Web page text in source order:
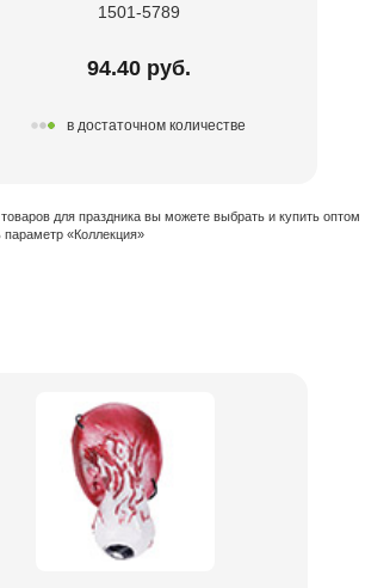
1501-5789
94.40 руб.
в достаточном количестве
для праздника вы можете выбрать и купить оптом
«Коллекция»